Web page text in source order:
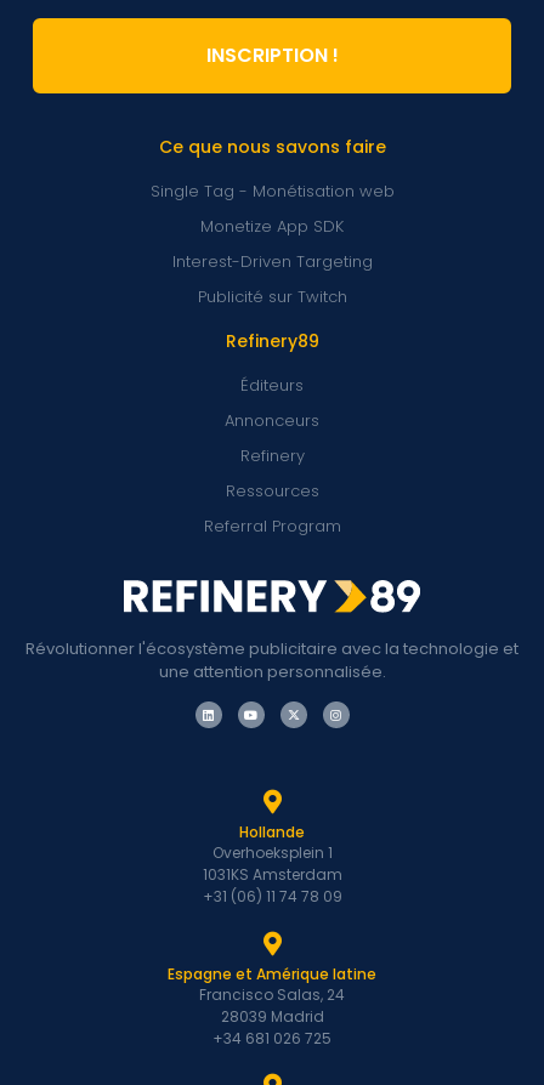
Révolutionner l'écosystème publicitaire avec la technologie et
une attention personnalisée.
Refinery89
Éditeurs
Annonceurs
Refinery
Ressources
Referral Program
Ce que nous savons faire
Single Tag - Monétisation web
Monetize App SDK
Interest-Driven Targeting
Publicité sur Twitch
INSCRIPTION !
Hollande
Overhoeksplein 1
1031KS Amsterdam
+31 (06) 11 74 78 09
Espagne et Amérique latine
Francisco Salas, 24
28039 Madrid
+34 681 026 725